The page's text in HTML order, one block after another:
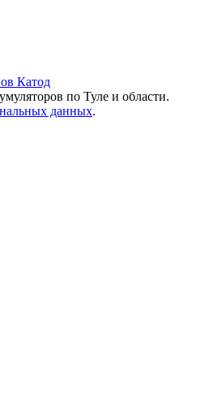
Катод
по Туле и области.
данных.